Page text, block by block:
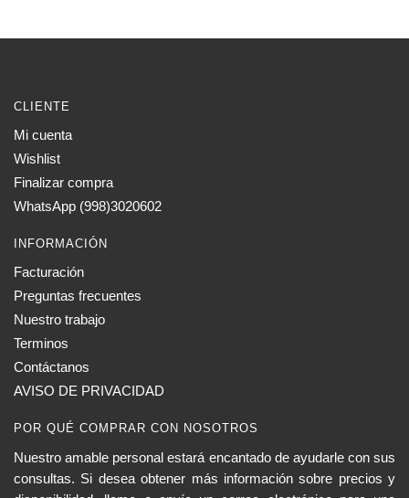
CLIENTE
Mi cuenta
Wishlist
Finalizar compra
WhatsApp (998)3020602
INFORMACIÓN
Facturación
Preguntas frecuentes
Nuestro trabajo
Terminos
Contáctanos
AVISO DE PRIVACIDAD
POR QUÉ COMPRAR CON NOSOTROS
Nuestro amable personal estará encantado de ayudarle con sus
consultas. Si desea obtener más información sobre precios y